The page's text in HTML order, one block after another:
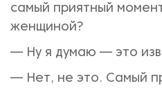
самый приятный
женщиной?
— Ну я думаю — это
— Нет, не это. Самый